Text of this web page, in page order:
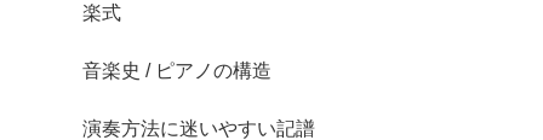
楽式
音楽史 / ピアノの構造
演奏方法に迷いやすい記譜